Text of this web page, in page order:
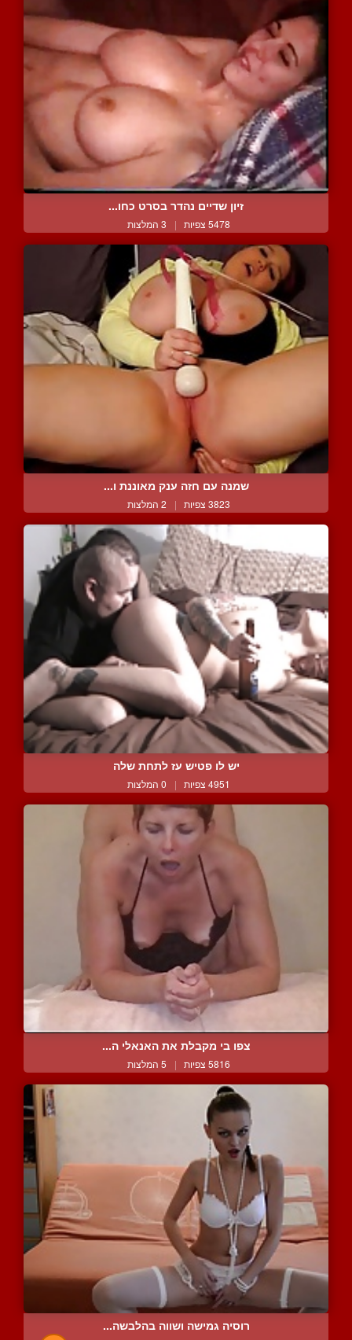
זיון שדיים נהדר בסרט כחו...
5478 צפיות | 3 המלצות
שמנה עם חזה ענק מאוננת ו...
3823 צפיות | 2 המלצות
יש לו פטיש עז לתחת שלה
4951 צפיות | 0 המלצות
צפו בי מקבלת את האנאלי ה...
5816 צפיות | 5 המלצות
רוסיה גמישה ושווה בהלבשה...